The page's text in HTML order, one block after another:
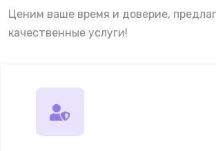
Ценим ваше время и доверие,
качественные услуги!